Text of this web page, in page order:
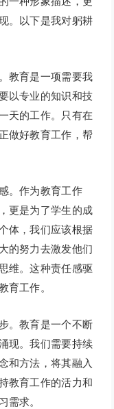
。以下是我对躬耕
教育是一项需要我
以专业的知识和技
天的工作。只有在
做好教育工作，帮
。作为教育工作
更是为了学生的成
体，我们应该根据
的努力去激发他们
维。这种责任感驱
育工作。
。教育是一个不断
现。我们需要持续
和方法，将其融入
教育工作的活力和
需求。